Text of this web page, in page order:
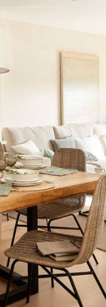
en el mundo
exterior que